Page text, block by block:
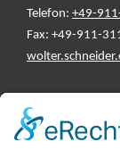
Telefon: +49-
Fax: +49-911-
INFORMATIONEN